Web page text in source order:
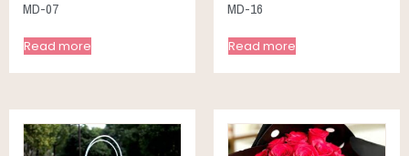
MD-07
Read more
MD-16
Read more